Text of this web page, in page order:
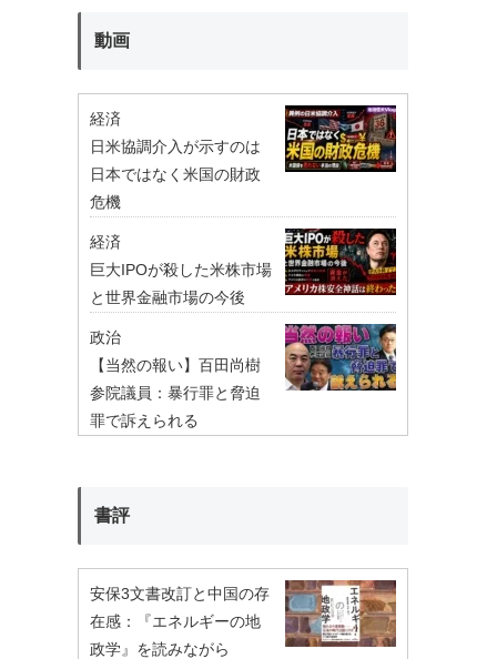
動画
経済
日米協調介入が示すのは
日本ではなく米国の財政
危機
経済
巨大IPOが殺した米株市場
と世界金融市場の今後
政治
【当然の報い】百田尚樹
参院議員：暴行罪と脅迫
罪で訴えられる
書評
安保3文書改訂と中国の存
在感：『エネルギーの地
政学』を読みながら